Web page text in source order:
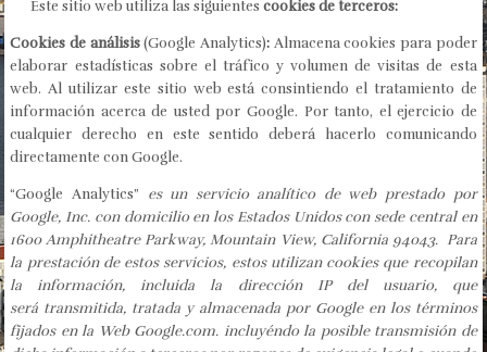
Este sitio web utiliza las siguientescookies de terceros:
Cookies de análisis(Google Analytics): Almacena cookies para poder
elaborar estadísticas sobre el tráfico y volumen de visitas de esta
web. Al utilizar este sitio web está consintiendo el tratamiento de
información acerca de usted por Google. Por tanto, el ejercicio de
cualquier derecho en este sentido deberá hacerlo comunicando
directamente con Google.
“Google Analytics” es un servicio analítico de web prestado por
Google, Inc. con domicilio en los Estados Unidos con sede central en
1600 Amphitheatre Parkway, Mountain View, California 94043. Para
la prestación de estos servicios, estos utilizan cookies que recopilan
la información, incluida la dirección IP del usuario, que
será transmitida, tratada y almacenada por Google en los términos
fijados en la Web Google.com. incluyéndo la posible transmisión de